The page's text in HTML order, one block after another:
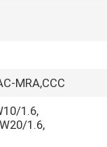
MRA,CCC
1.6,
1.6,